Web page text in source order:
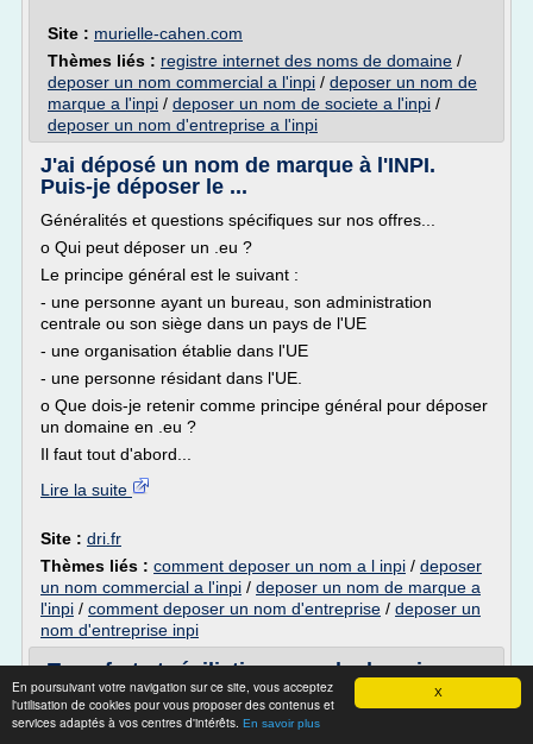
X
En poursuivant votre navigation sur ce site, vous acceptez
l'utilisation de cookies pour vous proposer des contenus et
services adaptés à vos centres d'intérêts. En savoir plus
Site : murielle-cahen.com
Thèmes liés : registre internet des noms de domaine /
deposer un nom commercial a l'inpi / deposer un nom de
marque a l'inpi / deposer un nom de societe a l'inpi /
deposer un nom d'entreprise a l'inpi
J'ai déposé un nom de marque à l'INPI.
Puis-je déposer le ...
Généralités et questions spécifiques sur nos offres...
o Qui peut déposer un .eu ?
Le principe général est le suivant :
- une personne ayant un bureau, son administration
centrale ou son siège dans un pays de l'UE
- une organisation établie dans l'UE
- une personne résidant dans l'UE.
o Que dois-je retenir comme principe général pour déposer
un domaine en .eu ?
Il faut tout d'abord...
Lire la suite
Site : dri.fr
Thèmes liés : comment deposer un nom a l inpi / deposer
un nom commercial a l'inpi / deposer un nom de marque a
l'inpi / comment deposer un nom d'entreprise / deposer un
nom d'entreprise inpi
Transfert et résiliation nom de domaine
depuis OVH vers 1 ...
Récupérer le code d'authentification du nom de domaine